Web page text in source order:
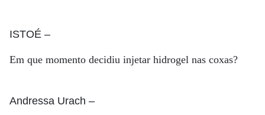
ISTOÉ –
Em que momento decidiu injetar hidrogel nas coxas?
Andressa Urach –